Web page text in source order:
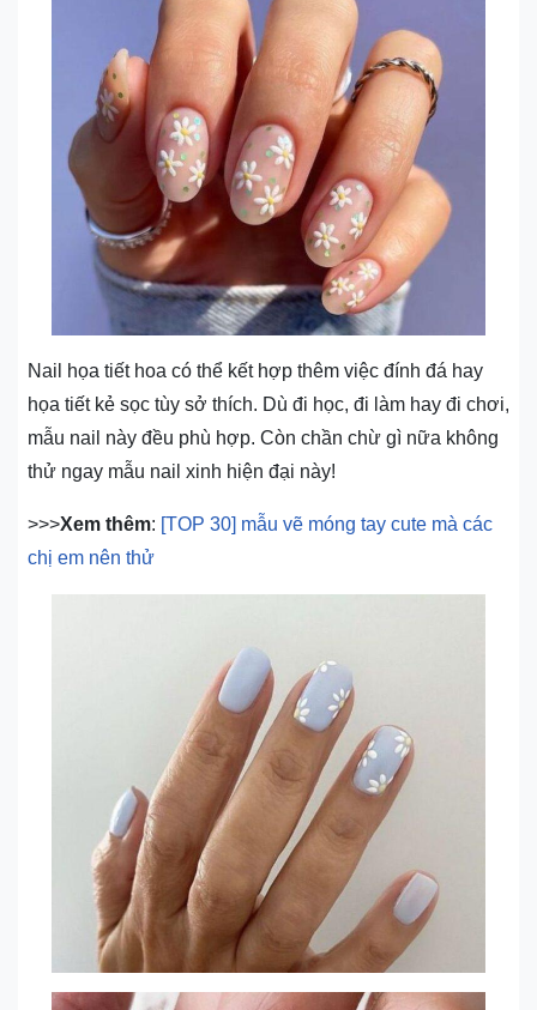
Nail họa tiết hoa có thể kết hợp thêm việc đính đá hay
họa tiết kẻ sọc tùy sở thích. Dù đi học, đi làm hay đi chơi,
mẫu nail này đều phù hợp. Còn chần chừ gì nữa không
thử ngay mẫu nail xinh hiện đại này!
>>>Xem thêm: [TOP 30] mẫu vẽ móng tay cute mà các
chị em nên thử